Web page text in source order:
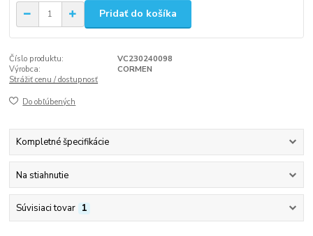
Pridať do košíka
Číslo produktu:
VC230240098
Výrobca:
CORMEN
Strážiť cenu / dostupnosť
Do obľúbených
Kompletné špecifikácie
Na stiahnutie
Súvisiaci tovar 1